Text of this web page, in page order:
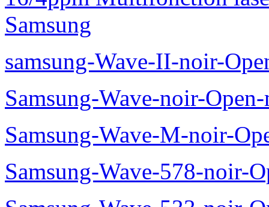
Samsung
samsung-Wave-II-noir-
Samsung-Wave-noir-
Samsung-Wave-M-noir-
Samsung-Wave-578-noir-